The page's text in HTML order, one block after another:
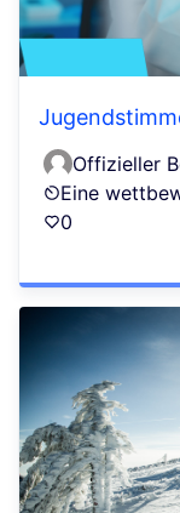
Offizieller
Eine
0